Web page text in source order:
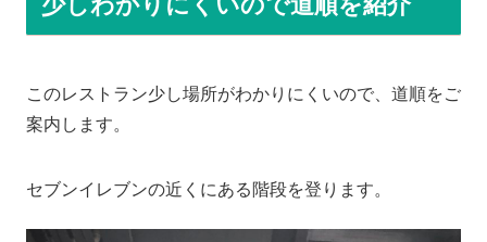
このレストラン少し場所がわかりにくいので、道順をご
案内します。
セブンイレブンの近くにある階段を登ります。